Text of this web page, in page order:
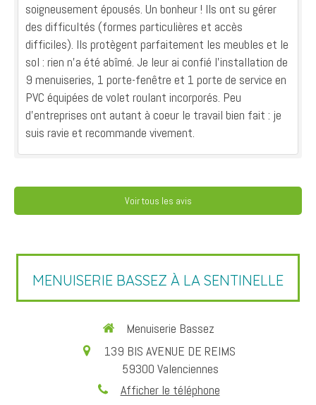
soigneusement épousés. Un bonheur ! Ils ont su gérer
des difficultés (formes particulières et accès
difficiles). Ils protègent parfaitement les meubles et le
sol : rien n'a été abîmé. Je leur ai confié l’installation de
9 menuiseries, 1 porte-fenêtre et 1 porte de service en
PVC équipées de volet roulant incorporés. Peu
d'entreprises ont autant à coeur le travail bien fait : je
suis ravie et recommande vivement.
Voir tous les avis
MENUISERIE BASSEZ À LA SENTINELLE
Menuiserie Bassez
139 BIS AVENUE DE REIMS
59300 Valenciennes
Afficher le téléphone